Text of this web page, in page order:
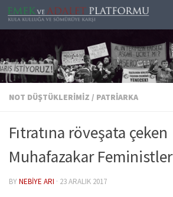
Skip to content
NOT DÜŞTÜKLERIMIZ / PATRIARKA
Fıtratına röveşata çeken
Muhafazakar Feministler
BYNEBIYE ARI · 23 ARALIK 2017